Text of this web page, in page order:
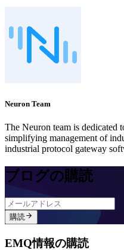
Neuron Team
The Neuron team is dedicated
simplifying management of
industrial protocol gateway
ブログの購読
購読
EMQ情報の購読